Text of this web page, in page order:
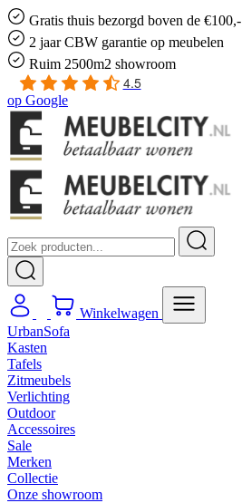
Gratis thuis bezorgd boven de €100,-
2 jaar CBW garantie op meubelen
Ruim 2500m2 showroom
4.5
op Google
Winkelwagen
UrbanSofa
Kasten
Tafels
Zitmeubels
Verlichting
Outdoor
Accessoires
Sale
Merken
Collectie
Onze showroom